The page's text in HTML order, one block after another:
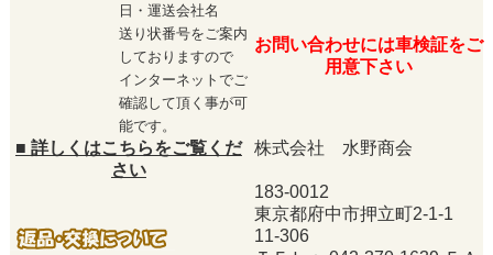
日・運送会社名
送り状番号をご案内
しておりますので
インターネットでご
確認して頂く事が可
能です。
お問い合わせには車検証をご
用意下さい
■ 詳しくはこちらをご覧くだ
さい
株式会社 水野商会
183-0012
東京都府中市押立町2-1-1
11-306